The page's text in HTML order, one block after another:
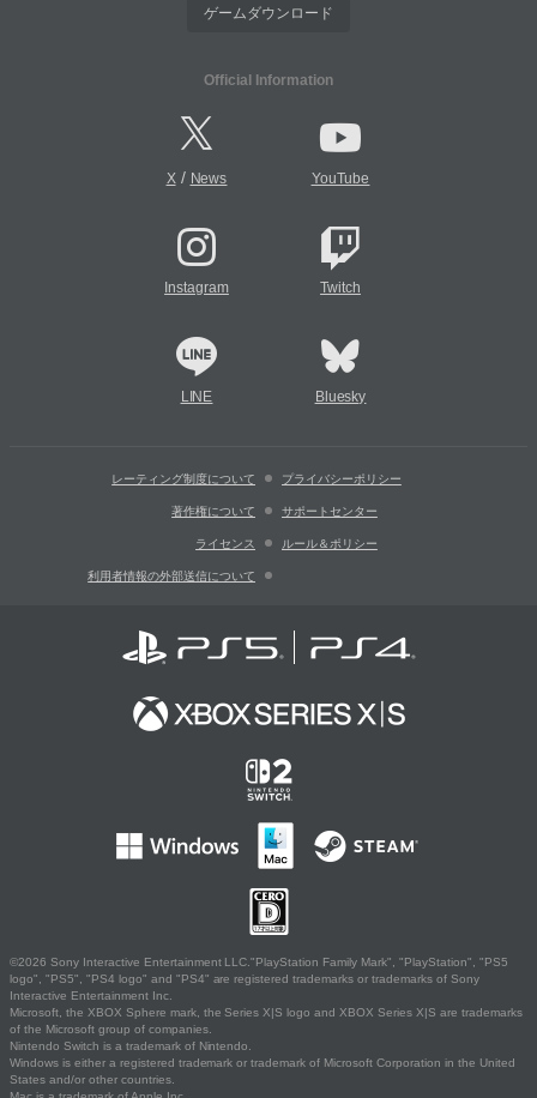
ゲームダウンロード
Official Information
X/ News YouTube
Instagram Twitch
LINE Bluesky
レーティング制度について プライバシーポリシー
著作権について サポートセンター
ライセンス ルール＆ポリシー
利用者情報の外部送信について
©2026 Sony Interactive Entertainment LLC."PlayStation Family Mark", "PlayStation", "PS5
logo", "PS5", "PS4 logo" and "PS4" are registered trademarks or trademarks of Sony
Interactive Entertainment Inc.
Microsoft, the XBOX Sphere mark, the Series X|S logo and XBOX Series X|S are trademarks
of the Microsoft group of companies.
Nintendo Switch is a trademark of Nintendo.
Windows is either a registered trademark or trademark of Microsoft Corporation in the United
States and/or other countries.